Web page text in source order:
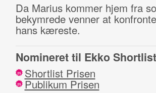
Da Marius kommer hjem fra
bekymrede venner at
hans kæreste.
Nomineret til Ekko
25 Shortlist Prisen
25 Publikum Prisen